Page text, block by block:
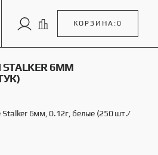
КОРЗИНА:0
6ММ
6мм, 0.12г, белые (250 шт./